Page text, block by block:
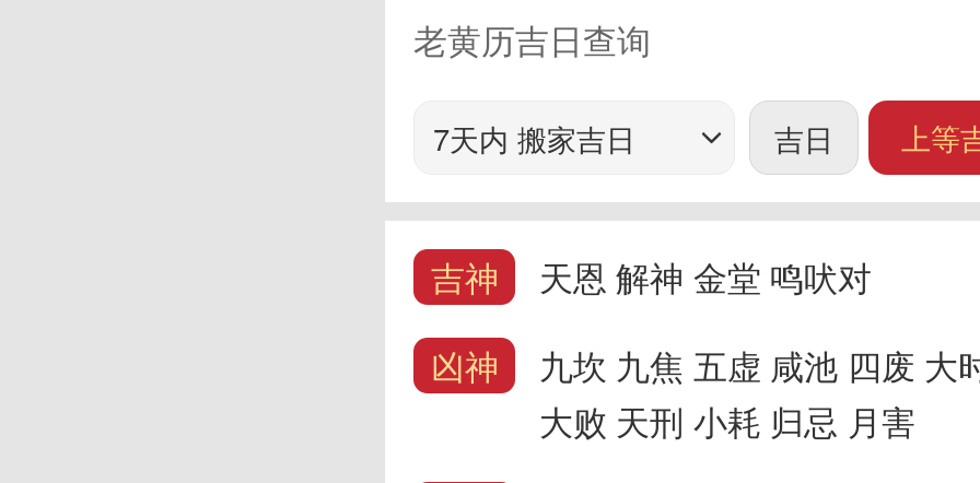
老黄历吉日查询
7天内 搬家吉日 吉日 上等
吉神 天恩 解神 金堂 鸣吠对
凶神
九坎 九焦 五虚 咸池 四废 大
大败 天刑 小耗 归忌 月害